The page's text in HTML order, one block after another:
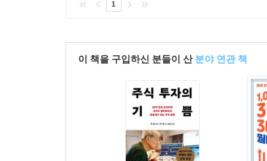
1
이 책을 구입하신 분들이 산 분야 연관 책